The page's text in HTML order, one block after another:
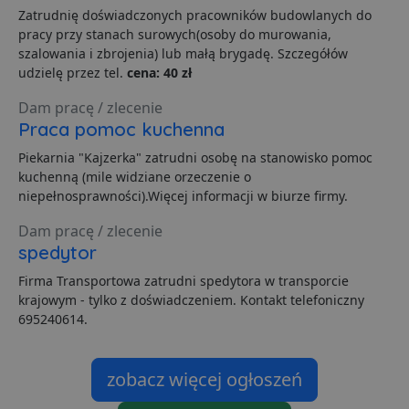
Zatrudnię doświadczonych pracowników budowlanych do
pracy przy stanach surowych(osoby do murowania,
szalowania i zbrojenia) lub małą brygadę. Szczegółów
udzielę przez tel. cena: 40 zł
Dam pracę / zlecenie
Praca pomoc kuchenna
Piekarnia "Kajzerka" zatrudni osobę na stanowisko pomoc
kuchenną (mile widziane orzeczenie o
niepełnosprawności).Więcej informacji w biurze firmy.
Dam pracę / zlecenie
spedytor
Firma Transportowa zatrudni spedytora w transporcie
krajowym - tylko z doświadczeniem. Kontakt telefoniczny
695240614.
zobacz więcej ogłoszeń
Niezbędne Wydajność
Targetowanie
Funkcjonalność
Niesklasyfikowane
Niezbędne pliki cookie umożliwiają korzystanie z
logowanie użytkownika i zarządzanie kontem. Bez
niezbędnych plików cookie nie można prawidłowo
korzystać ze strony internetowej.
Nazwa
Dostawca/
Domena
Okres
ban0 .lubartow24.pl
4 minuty 57
CookieScriptConsent
CookieScript
lubartow24.pl
1 miesiąc